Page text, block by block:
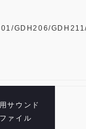
GDH206/
サウンド
ファイル